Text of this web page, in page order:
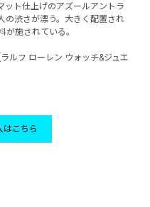
ット仕上げのアズールアントラ
の渋さが漂う。大きく配置され
が施されている。
ラルフ ローレン ウォッチ&ジュエ
はこちら